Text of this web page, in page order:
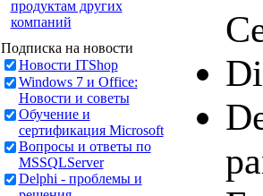
продуктам других
компаний
Подписка на новости
Новости ITShop
Windows 7 и Office:
Новости и советы
Обучение и
сертификация Microsoft
Вопросы и ответы по
MSSQLServer
Delphi - проблемы и